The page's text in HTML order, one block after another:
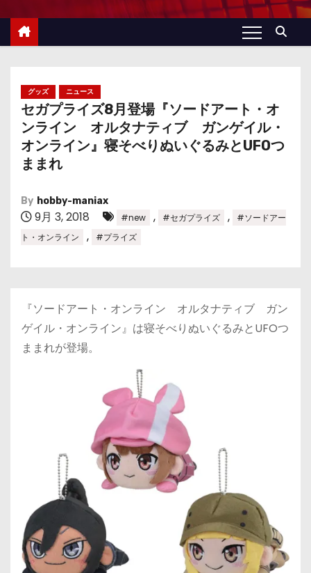
グッズ ニュース
セガプライズ8月登場『ソードアート・オ
ンライン オルタナティブ ガンゲイル・
オンライン』寝そべりぬいぐるみとUFOつ
ままれ
By hobby-maniax
9月 3, 2018 #new , #セガプライズ ,
#ソードアー
ト・オンライン
, #プライズ
『ソードアート・オンライン オルタナティブ ガン
ゲイル・オンライン』は寝そべりぬいぐるみとUFOつ
ままれが登場。